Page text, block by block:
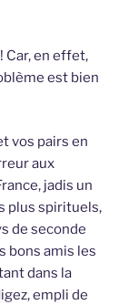
Car, en effet,
est bien
vos pairs en
aux
jadis un
plus spirituels,
de seconde
bons amis les
dans la
empli de